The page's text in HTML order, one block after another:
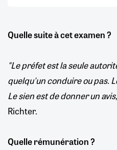
Quelle suite à cet examen ?
"Le préfet est la seule
quelqu'un conduire ou pas.
Le sien est de donner un
Richter.
Quelle rémunération ?